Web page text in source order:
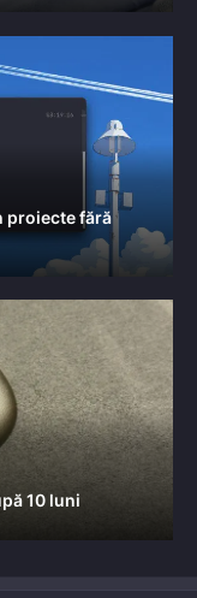
proiecte fără
10 luni